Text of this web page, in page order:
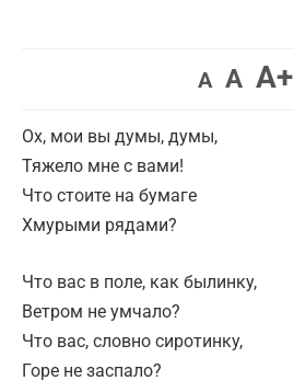
A A A+
Ох, мои вы думы, думы,
Тяжело мне с вами!
Что стоите на бумаге
Хмурыми рядами?
Что вас в поле, как былинку,
Ветром не умчало?
Что вас, словно сиротинку,
Горе не заспало?